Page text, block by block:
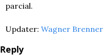
parcial.
Updater: Wagner Brenner
Reply